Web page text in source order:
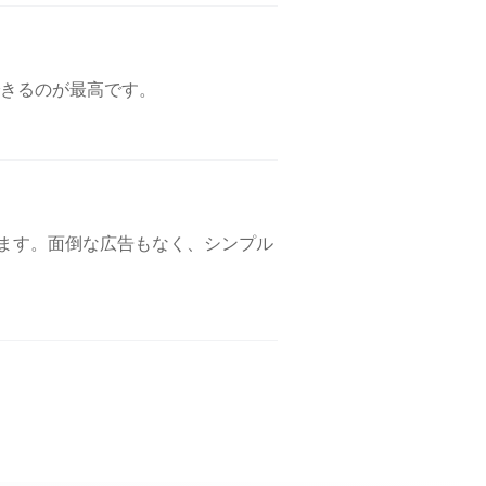
るのが最高です。
す。面倒な広告もなく、シンプル